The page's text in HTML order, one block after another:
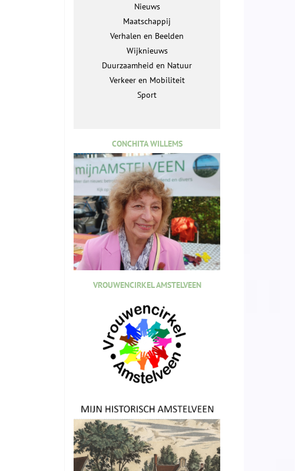
Nieuws
Maatschappij
Verhalen en Beelden
Wijknieuws
Duurzaamheid en Natuur
Verkeer en Mobiliteit
Sport
CONCHITA WILLEMS
VROUWENCIRKEL AMSTELVEEN